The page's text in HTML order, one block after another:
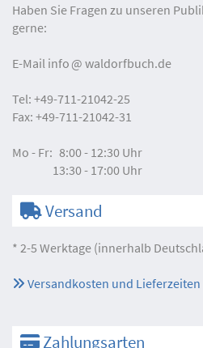
Haben Sie Fragen zu unseren
gerne:
E-Mail info waldorfbuch.de
Tel: +49-711-21042-25
Fax: +49-711-21042-31
Mo - Fr: 8:00 - 12:30 Uhr
13:30 - 17:00 Uhr
Versand
* 2-5 Werktage (innerhalb
Versandkosten und Lieferzeiten
Zahlungsarten